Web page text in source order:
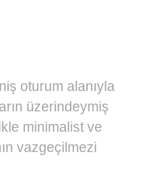
oturum alanıyla
üzerindeymiş
minimalist ve
vazgeçilmezi